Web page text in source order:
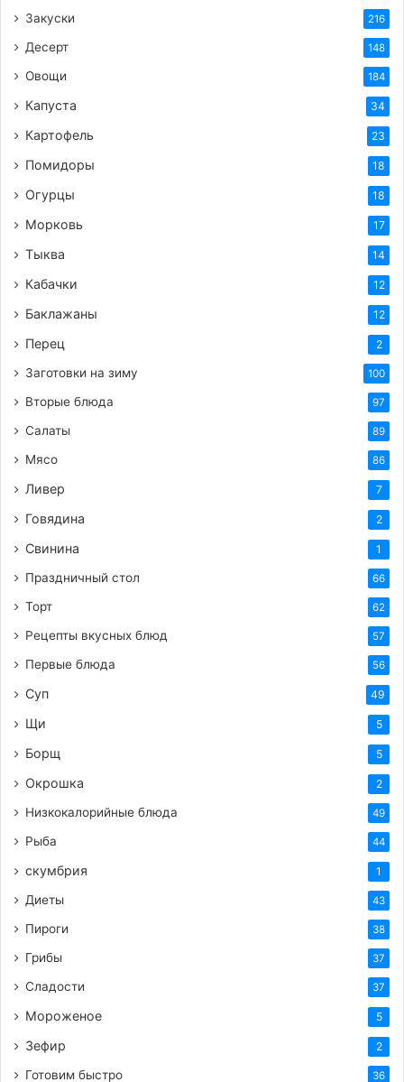
Закуски 216
Десерт 148
Овощи 184
Капуста 34
Картофель 23
Помидоры 18
Огурцы 18
Морковь 17
Тыква 14
Кабачки 12
Баклажаны 12
Перец 2
Заготовки на зиму 100
Вторые блюда 97
Салаты 89
Мясо 86
Ливер 7
Говядина 2
Свинина 1
Праздничный стол 66
Торт 62
Рецепты вкусных блюд 57
Первые блюда 56
Суп 49
Щи 5
Борщ 5
Окрошка 2
Низкокалорийные блюда 49
Рыба 44
скумбрия 1
Диеты 43
Пироги 38
Грибы 37
Сладости 37
Мороженое 5
Зефир 2
Готовим быстро 36